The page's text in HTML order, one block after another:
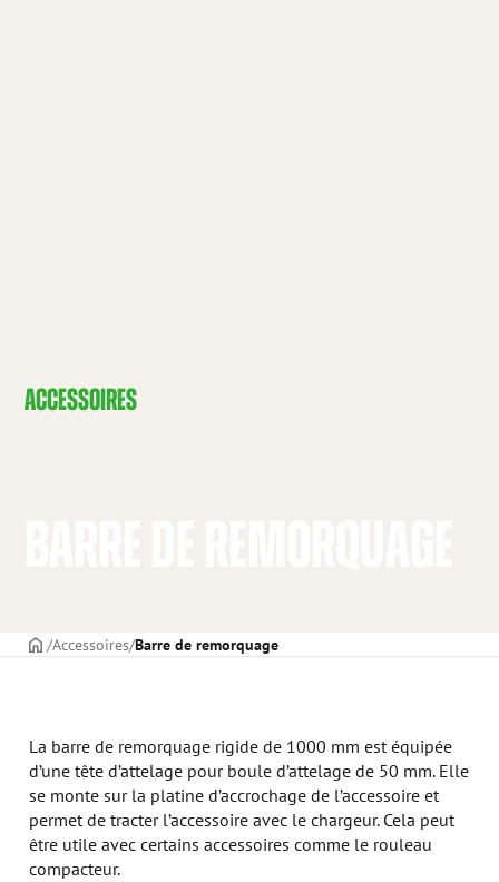
ACCESSOIRES
PAGE DE COUVERTURE
Accessoires Barre de remorquage
La barre de remorquage rigide de 1000 mm est équipée
d’une tête d’attelage pour boule d’attelage de 50 mm. Elle
se monte sur la platine d’accrochage de l’accessoire et
permet de tracter l’accessoire avec le chargeur. Cela peut
être utile avec certains accessoires comme le rouleau
compacteur.